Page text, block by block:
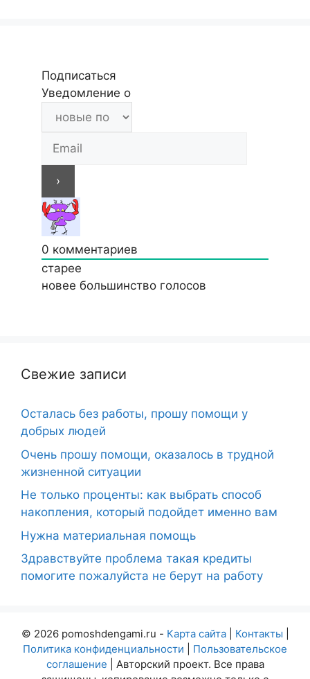
Подписаться
Уведомление о
0 комментариев
старее
новее большинство голосов
Свежие записи
Осталась без работы, прошу помощи у
добрых людей
Очень прошу помощи, оказалось в трудной
жизненной ситуации
Не только проценты: как выбрать способ
накопления, который подойдет именно вам
Нужна материальная помощь
Здравствуйте проблема такая кредиты
помогите пожалуйста не берут на работу
© 2026 pomoshdengami.ru - Карта сайта| Контакты
Политика конфиденциальности
Пользовательское
соглашение | Авторский проект. Все права